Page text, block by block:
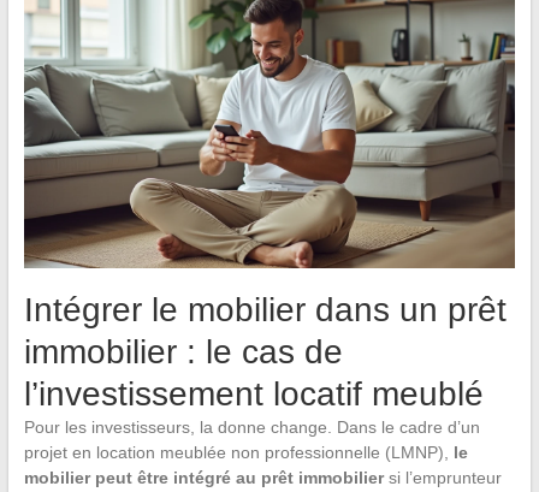
Intégrer le mobilier dans un prêt
immobilier : le cas de
l’investissement locatif meublé
Pour les investisseurs, la donne change. Dans le cadre d’un
projet en location meublée non professionnelle (LMNP), le
mobilier peut être intégré au prêt immobiliersi l’emprunteur